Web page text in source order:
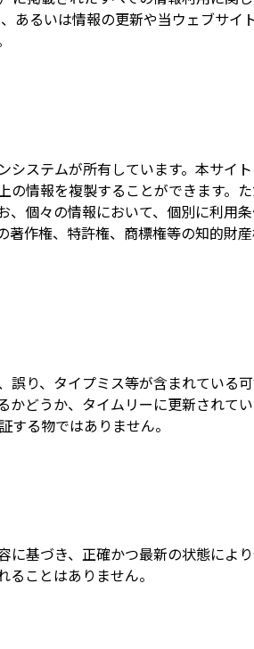
あるいは情報の更新や当ウェブサイ
ステムが所有しています。本サイ
情報を複製することができます。た
、個々の情報において、個別に利用
著作権、特許権、商標権等の知的財
誤り、タイプミス等が含まれている
かどうか、タイムリーに更新されて
る物ではありません。
に基づき、正確かつ最新の状態によ
ことはありません。